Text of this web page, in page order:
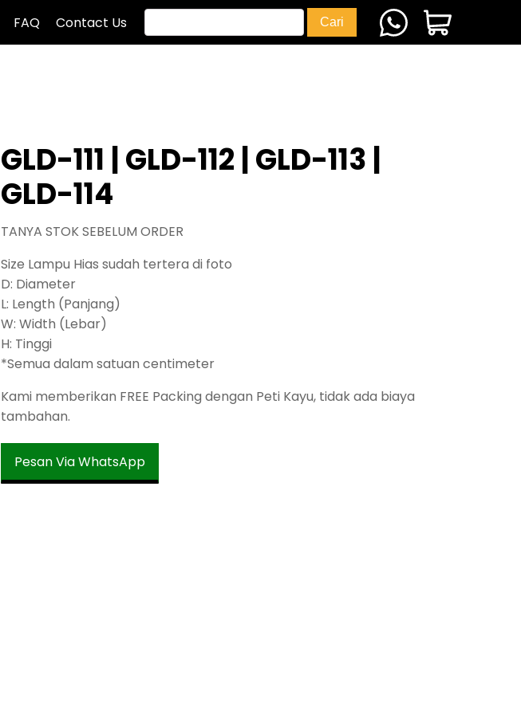
FAQ Contact Us
GLD-111 | GLD-112 | GLD-113 |
GLD-114
TANYA STOK SEBELUM ORDER
Size Lampu Hias sudah tertera di foto
D: Diameter
L: Length (Panjang)
W: Width (Lebar)
H: Tinggi
*Semua dalam satuan centimeter
Kami memberikan FREE Packing dengan Peti Kayu, tidak ada biaya
tambahan.
Pesan Via WhatsApp